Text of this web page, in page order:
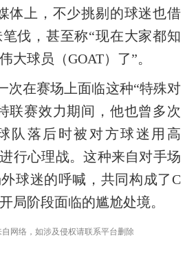
体上，不少挑剔的球迷也借
伐，甚至称“现在大家都知
大球员（GOAT）了”。
次在赛场上面临这种“特殊对
联赛效力期间，他也曾多次
队落后时被对方球迷用高
行心理战。这种来自对手场
外球迷的呼喊，共同构成了C
局阶段面临的尴尬处境。
网络，如涉及侵权请联系平台删除